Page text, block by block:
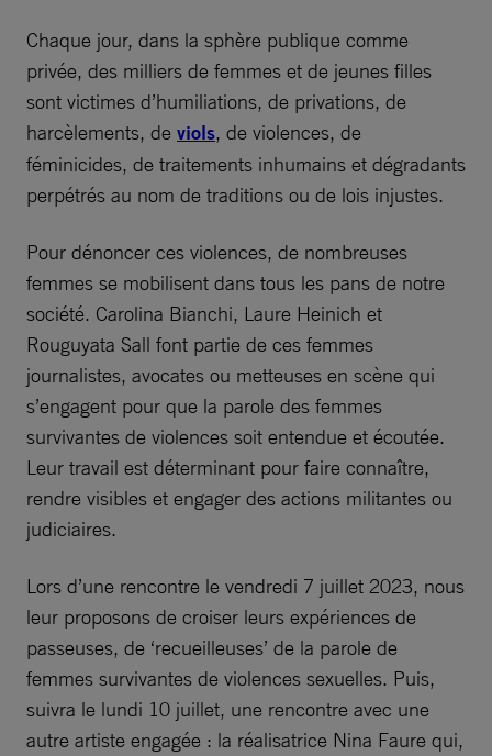
Chaque jour, dans la sphère publique comme
privée, des milliers de femmes et de jeunes filles
sont victimes d’humiliations, de privations, de
harcèlements, de viols, de violences, de
féminicides, de traitements inhumains et dégradants
perpétrés au nom de traditions ou de lois injustes.
Pour dénoncer ces violences, de nombreuses
femmes se mobilisent dans tous les pans de notre
société. Carolina Bianchi, Laure Heinich et
Rouguyata Sall font partie de ces femmes
journalistes, avocates ou metteuses en scène qui
s’engagent pour que la parole des femmes
survivantes de violences soit entendue et écoutée.
Leur travail est déterminant pour faire connaître,
rendre visibles et engager des actions militantes ou
judiciaires.
Lors d’une rencontre le vendredi 7 juillet 2023, nous
leur proposons de croiser leurs expériences de
passeuses, de ‘recueilleuses’ de la parole de
femmes survivantes de violences sexuelles. Puis,
suivra le lundi 10 juillet, une rencontre avec une
autre artiste engagée : la réalisatrice Nina Faure qui,